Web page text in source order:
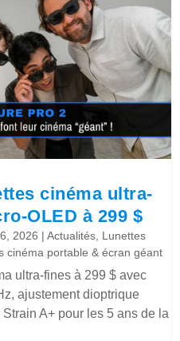
cinéma ultra-
OLED à 299 $
2026 |Actualités, Lunettes
cinéma portable & écran géant
ultra-fines à 299 $ avec
ajustement dioptrique
A+ pour les 5 ans de la